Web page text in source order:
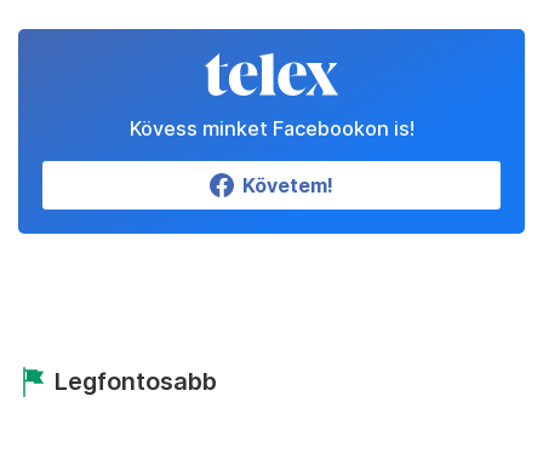
Kövess minket Facebookon is!
Követem!
Legfontosabb